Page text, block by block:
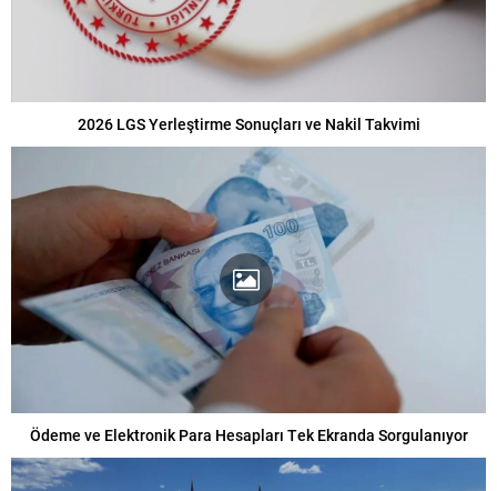
2026 LGS Yerleştirme Sonuçları ve Nakil Takvimi
Ödeme ve Elektronik Para Hesapları Tek Ekranda Sorgulanıyor